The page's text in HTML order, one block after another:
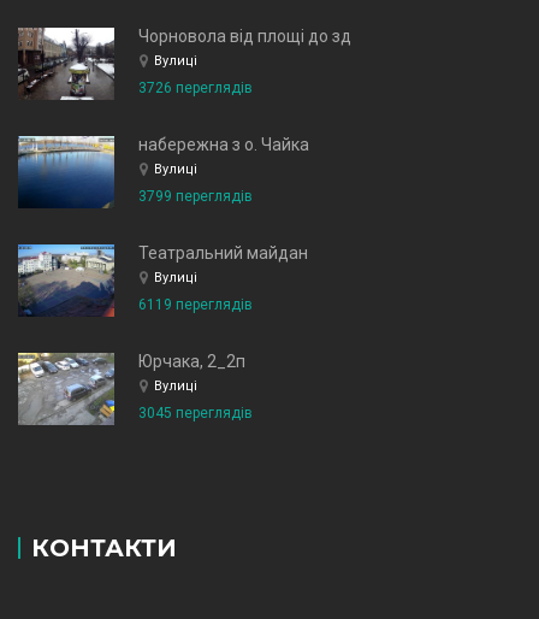
Чорновола від площі до зд
Вулиці
3726 переглядів
набережна з о. Чайка
Вулиці
3799 переглядів
Театральний майдан
Вулиці
6119 переглядів
Юрчака, 2_2п
Вулиці
3045 переглядів
КОНТАКТИ